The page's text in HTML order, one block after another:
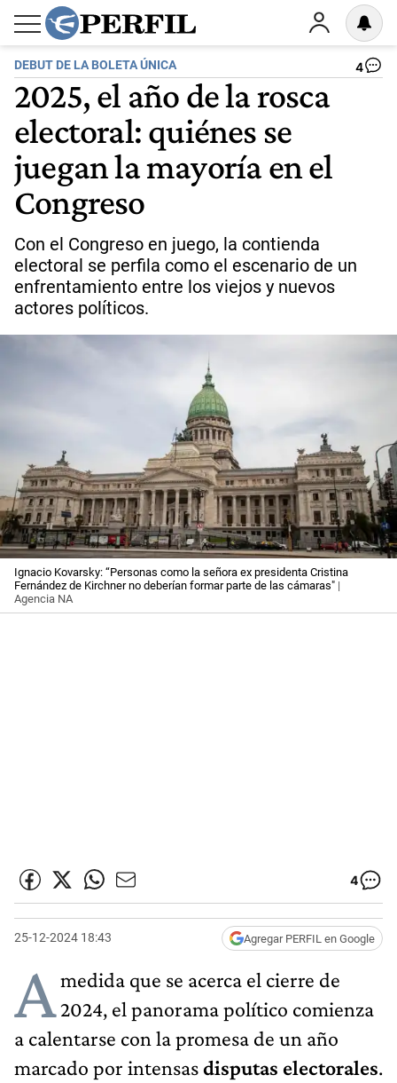
DEBUT DE LA BOLETA ÚNICA 4
2025, el año de la rosca
electoral: quiénes se
juegan la mayoría en el
Congreso
Con el Congreso en juego, la contienda
electoral se perfila como el escenario de un
enfrentamiento entre los viejos y nuevos
actores políticos.
Ignacio Kovarsky: “Personas como la señora ex presidenta Cristina
Fernández de Kirchner no deberían formar parte de las cámaras" |
Agencia NA
4
25-12-2024 18:43 Agregar PERFIL en Google
Amedida que se acerca el cierre de
2024, el panorama político comienza
a calentarse con la promesa de un año
marcado por intensasdisputas electorales.